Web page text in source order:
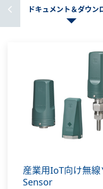
要 ドキュメント＆ダウン
産業用IoT向け無
Sensor